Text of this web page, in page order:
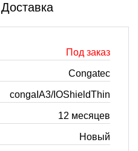
Доставка
Под заказ
Congatec
congaIA3/IOShieldThin
12 месяцев
Новый